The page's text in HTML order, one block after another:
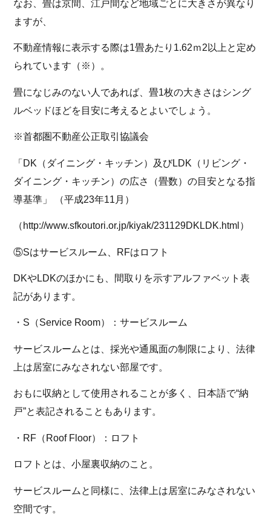
なお、畳は京間、江戸間など地域ごとに大きさが異なり
ますが、
不動産情報に表示する際は1畳あたり1.62ｍ2以上と定め
られています（※）。
畳になじみのない人であれば、畳1枚の大きさはシング
ルベッドほどを目安に考えるとよいでしょう。
※首都圏不動産公正取引協議会
「DK（ダイニング・キッチン）及びLDK（リビング・
ダイニング・キッチン）の広さ（畳数）の目安となる指
導基準」 （平成23年11月）
（http://www.sfkoutori.or.jp/kiyak/231129DKLDK.html）
⑤Sはサービスルーム、RFはロフト
DKやLDKのほかにも、間取りを示すアルファベット表
記があります。
・S（Service Room）：サービスルーム
サービスルームとは、採光や通風面の制限により、法律
上は居室にみなされない部屋です。
おもに収納として使用されることが多く、日本語で“納
戸”と表記されることもあります。
・RF（Roof Floor）：ロフト
ロフトとは、小屋裏収納のこと。
サービスルームと同様に、法律上は居室にみなされない
空間です。